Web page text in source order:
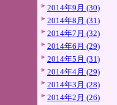
2014年9月 (30)
2014年8月 (31)
2014年7月 (32)
2014年6月 (29)
2014年5月 (31)
2014年4月 (29)
2014年3月 (28)
2014年2月 (26)